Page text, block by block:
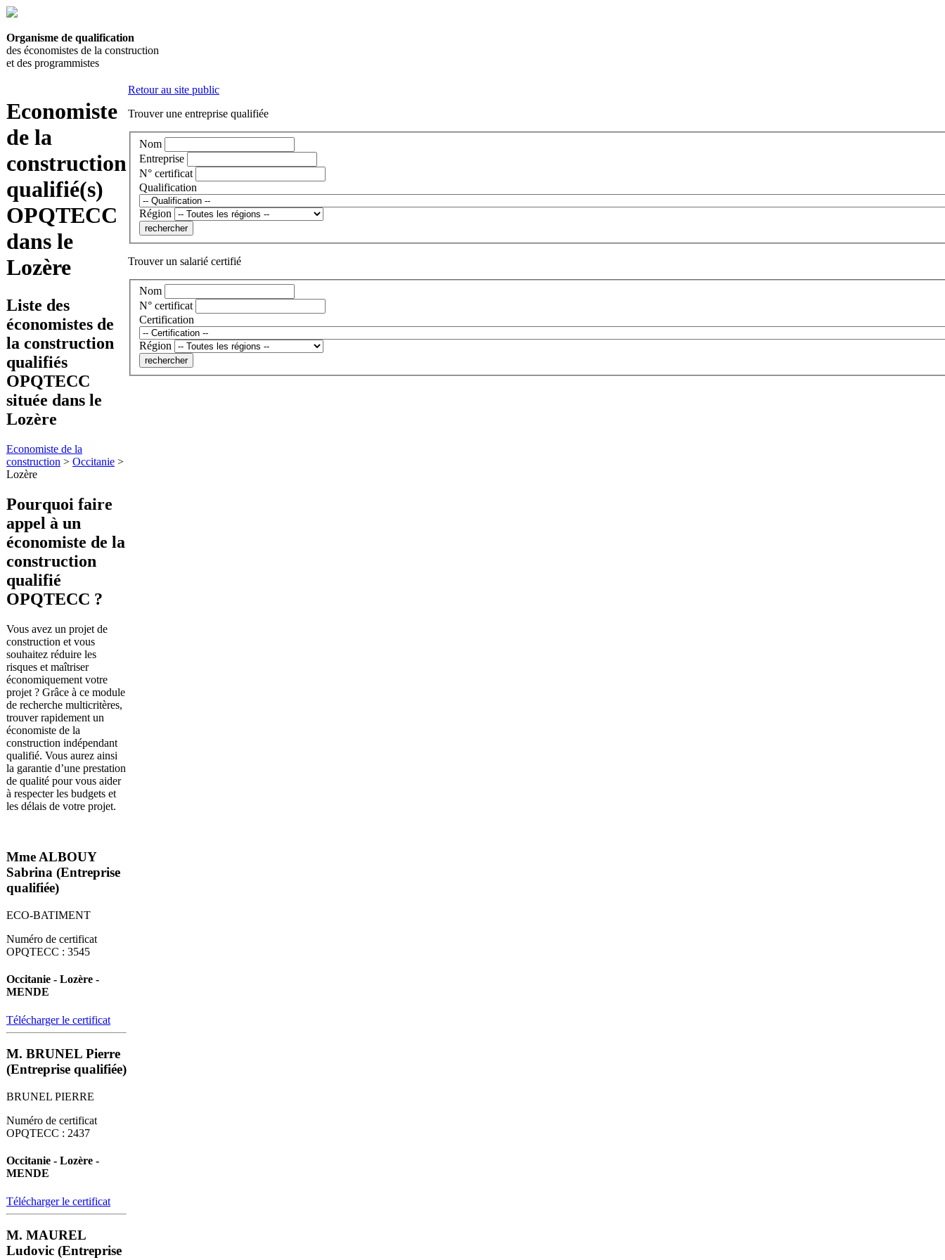
Organisme de qualification
des économistes de la construction
et des programmistes
Economiste
de la
construction
qualifié(s)
OPQTECC
dans le
Lozère
Liste des
économistes de
la construction
qualifiés
OPQTECC
située dans le
Lozère
Economiste de la
construction > Occitanie >
Lozère
Pourquoi faire
appel à un
économiste de la
construction
qualifié
OPQTECC ?
Vous avez un projet de
construction et vous
souhaitez réduire les
risques et maîtriser
économiquement votre
projet ? Grâce à ce module
de recherche multicritères,
trouver rapidement un
économiste de la
construction indépendant
qualifié. Vous aurez ainsi
la garantie d’une prestation
de qualité pour vous aider
à respecter les budgets et
les délais de votre projet.
Mme ALBOUY
Sabrina (Entreprise
qualifiée)
ECO-BATIMENT
Numéro de certificat
OPQTECC : 3545
Occitanie - Lozère -
MENDE
Télécharger le certificat
M. BRUNEL Pierre
(Entreprise qualifiée)
BRUNEL PIERRE
Numéro de certificat
OPQTECC : 2437
Occitanie - Lozère -
MENDE
Télécharger le certificat
M. MAUREL
Ludovic (Entreprise
Retour au site public
Trouver une entreprise qualifiée
Nom
Entreprise
N° certificat
Qualification
Région
Trouver un salarié certifié
Nom
N° certificat
Certification
Région